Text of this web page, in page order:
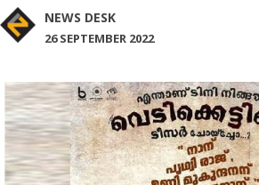
NEWS DESK
26 SEPTEMBER 2022